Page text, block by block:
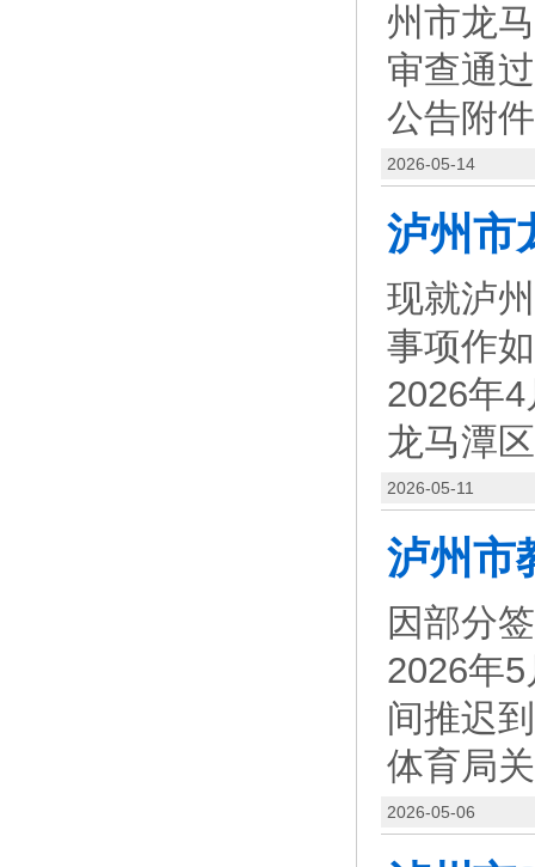
州市龙
审查通
公告附
2026-05-14
现就泸
事项作
2026年
龙马潭
2026-05-11
因部分
2026年
间推迟
体育局
2026-05-06